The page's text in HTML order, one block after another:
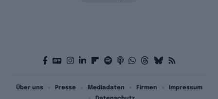
Über uns Presse Mediadaten Firmen
Impressum